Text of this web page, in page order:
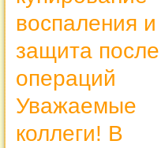
воспаления и
защита после
операций
Уважаемые
коллеги! В